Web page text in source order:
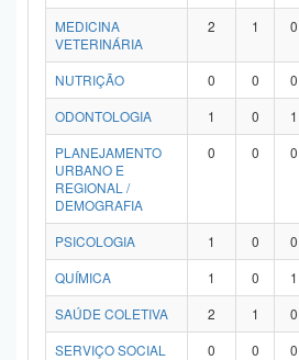
MEDICINA
VETERINÁRIA
2 1 0
NUTRIÇÃO 0 0 0
ODONTOLOGIA
1 0 1
PLANEJAMENTO
URBANO E
REGIONAL /
DEMOGRAFIA
0 0 0
PSICOLOGIA 1 0 0
QUÍMICA
1 0 1
SAÚDE COLETIVA
2 1 0
SERVIÇO SOCIAL
0 0 0